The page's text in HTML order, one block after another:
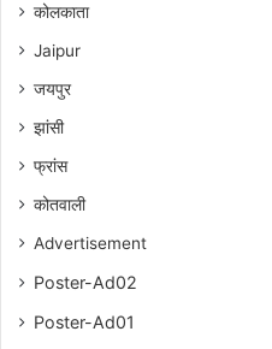
कोलकाता
Jaipur
जयपुर
झांसी
फ्रांस
कोतवाली
Advertisement
Poster-Ad02
Poster-Ad01